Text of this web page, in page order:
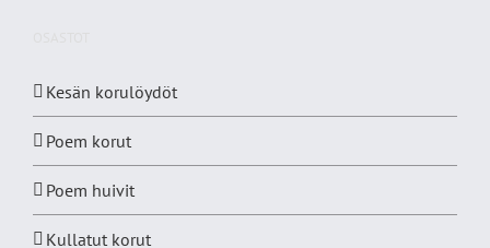
Kesän korulöydöt
Poem korut
Poem huivit
Kullatut korut